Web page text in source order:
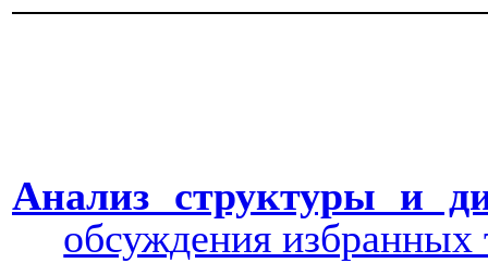
Анализ структуры и
обсуждения